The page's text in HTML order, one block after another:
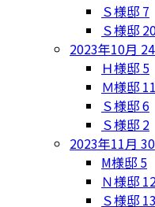
Ｓ様邸 7
Ｓ様邸
2023年10月 24
Ｈ様邸 5
Ｍ様邸 11
Ｓ様邸6
Ｓ様邸 2
2023年11月 30
M様邸 5
Ｎ様邸
Ｓ様邸 13